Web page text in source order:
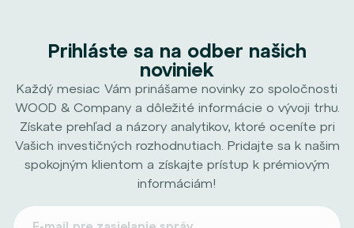
Prihláste sa na odber našich
noviniek
Každý mesiac Vám prinášame novinky zo spoločnosti
WOOD & Company a dôležité informácie o vývoji trhu.
Získate prehľad a názory analytikov, ktoré oceníte pri
Vašich investičných rozhodnutiach. Pridajte sa k našim
spokojným klientom a získajte prístup k prémiovým
informáciám!